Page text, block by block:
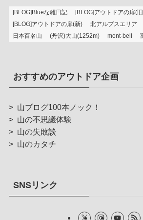
[BLOG]Blueな雑日記 [BLOG]アウトドアの扉(
[BLOG]アウトドアの扉(新)
北アルプスエリア
日本百名山
(丹沢)大山(1252m) mont-bell
おすすめのアウトドア企画
> 山ブログ100本ノック！
> 山の不思議体験
> 山の失敗談
> 山のカタチ
SNSリンク